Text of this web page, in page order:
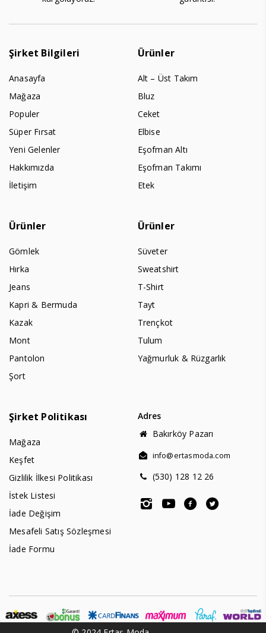
Şirket Bilgileri
Anasayfa
Mağaza
Populer
Süper Fırsat
Yeni Gelenler
Hakkımızda
İletişim
Ürünler
Alt – Üst Takım
Bluz
Ceket
Elbise
Eşofman Altı
Eşofman Takımı
Etek
Ürünler
Gömlek
Hırka
Jeans
Kapri & Bermuda
Kazak
Mont
Pantolon
Şort
Ürünler
Süveter
Sweatshirt
T-Shirt
Tayt
Trençkot
Tulum
Yağmurluk & Rüzgarlık
Şirket Politikası
Mağaza
Keşfet
Gizlilik İlkesi Politikası
İstek Listesi
İade Değişim
Mesafeli Satış Sözleşmesi
İade Formu
Adres
Bakırköy Pazarı
info@ertasmoda.com
(530) 128 12 26